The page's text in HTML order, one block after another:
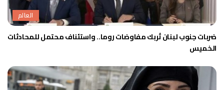
العالم
ضربات جنوب لبنان تُربك مفاوضات روما.. واستئناف محتمل للمحادثات
الخميس